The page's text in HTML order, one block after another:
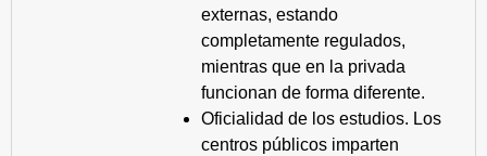
externas, estando
completamente regulados,
mientras que en la privada
funcionan de forma diferente.
Oficialidad de los estudios. Los
centros públicos imparten